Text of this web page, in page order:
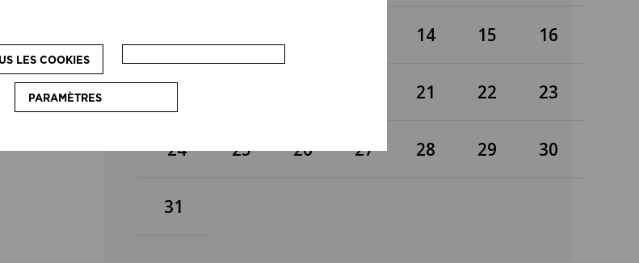
14 15 16
21 22 23
24 25 26 27 28 29 30
31
LES COOKIES
PARAMÈTRES